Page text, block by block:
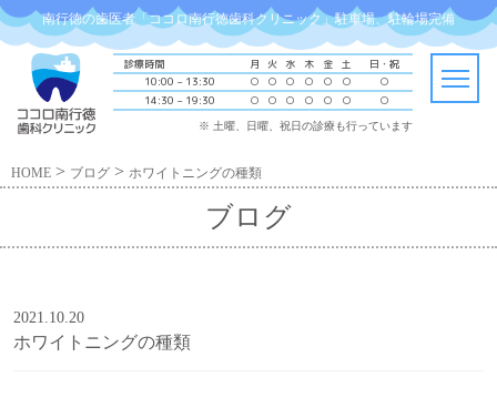
南行徳の歯医者「ココロ南行徳歯科クリニック」駐車場、駐輪場完備
診療時間 月 火 水 木 金 土
日・祝
10:00 – 13:30
○ ○ ○ ○ ○ ○
○
14:30 – 19:30
○ ○ ○ ○ ○ ○ ○
※ 土曜、日曜、祝日の診療も行っています
HOME > ブログ > ホワイトニングの種類
ブログ
2021.10.20
ホワイトニングの種類